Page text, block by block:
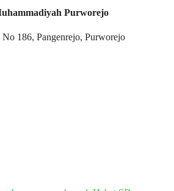
Purworejo
186, Pangenrejo, Purworejo